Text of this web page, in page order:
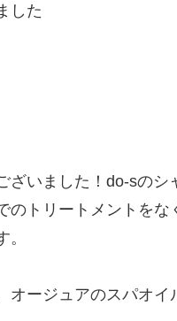
した
いました！do-sのシ
のトリートメントを
オージュアのスパオ